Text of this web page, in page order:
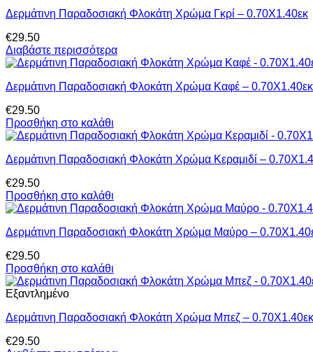
Δερμάτινη Παραδοσιακή Φλοκάτη Χρώμα Γκρί – 0.70Χ1.40εκ
€29.50
Διαβάστε περισσότερα
Δερμάτινη Παραδοσιακή Φλοκάτη Χρώμα Καφέ – 0.70Χ1.40εκ
€29.50
Προσθήκη στο καλάθι
Δερμάτινη Παραδοσιακή Φλοκάτη Χρώμα Κεραμιδί –
€29.50
Προσθήκη στο καλάθι
Δερμάτινη Παραδοσιακή Φλοκάτη Χρώμα Μαύρο –
€29.50
Προσθήκη στο καλάθι
Εξαντλημένο
Δερμάτινη Παραδοσιακή Φλοκάτη Χρώμα Μπεζ – 0.70Χ1.40εκ
€29.50